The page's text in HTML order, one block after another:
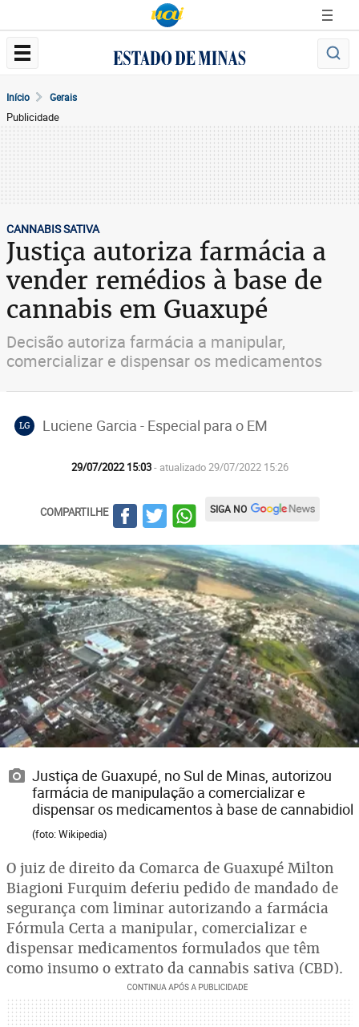
Início Gerais
Publicidade
CANNABIS SATIVA
Justiça autoriza farmácia a
vender remédios à base de
cannabis em Guaxupé
Decisão autoriza farmácia a manipular,
comercializar e dispensar os medicamentos
LG Luciene Garcia - Especial para o EM
29/07/2022 15:03- atualizado 29/07/2022 15:26
COMPARTILHE SIGA NO
Justiça de Guaxupé, no Sul de Minas, autorizou
farmácia de manipulação a comercializar e
dispensar os medicamentos à base de cannabidiol
(foto: Wikipedia)
O juiz de direito da Comarca de Guaxupé Milton
Biagioni Furquim deferiu pedido de mandado de
segurança com liminar autorizando a farmácia
Fórmula Certa a manipular, comercializar e
dispensar medicamentos formulados que têm
como insumo o extrato da cannabis sativa (CBD).